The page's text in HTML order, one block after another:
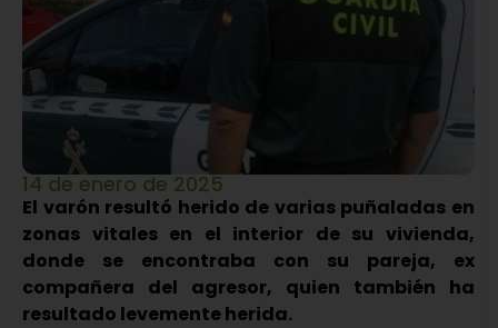
14 de enero de 2025
El varón resultó herido de varias puñaladas en
zonas vitales en el interior de su vivienda,
donde se encontraba con su pareja, ex
compañera del agresor, quien también ha
resultado levemente herida.